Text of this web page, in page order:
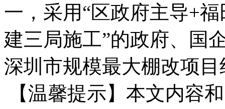
一，采用“区政府主导+
建三局施工”的政府、国
深圳市规模最大棚改项目
【温馨提示】本文内容